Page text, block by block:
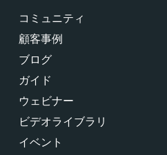
コミュニティ
顧客事例
ブログ
ガイド
ウェビナー
ビデオライブラリ
イベント